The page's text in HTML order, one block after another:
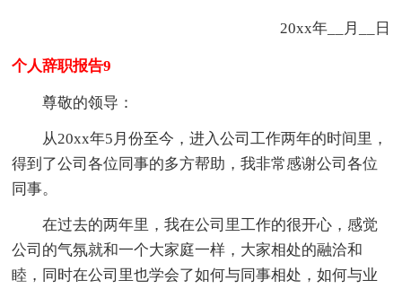
20xx年__月__日
个人辞职报告9
尊敬的领导：
从20xx年5月份至今，进入公司工作两年的时间里，
得到了公司各位同事的多方帮助，我非常感谢公司各位
同事。
在过去的两年里，我在公司里工作的很开心，感觉
公司的气氛就和一个大家庭一样，大家相处的融洽和
睦，同时在公司里也学会了如何与同事相处，如何与业